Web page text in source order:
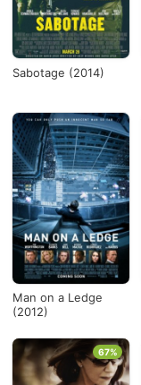
Sabotage (2014)
Man on a Ledge
(2012)
67%